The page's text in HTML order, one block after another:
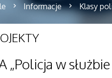
Informacje Klasy
„Policja w